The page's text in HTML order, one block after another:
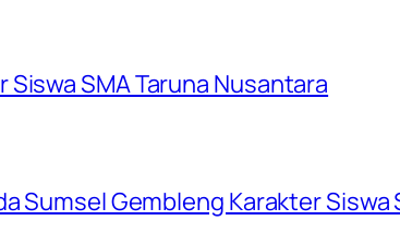
SMA Taruna Nusantara
Sumsel Gembleng Karakter Siswa